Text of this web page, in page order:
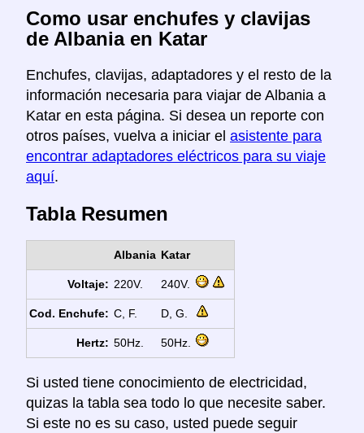
Como usar enchufes y clavijas
de Albania en Katar
Enchufes, clavijas, adaptadores y el resto de la
información necesaria para viajar de Albania a
Katar en esta página. Si desea un reporte con
otros países, vuelva a iniciar el asistente para
encontrar adaptadores eléctricos para su viaje
aquí.
Tabla Resumen
Albania Katar
Voltaje: 220V. 240V.
Cod. Enchufe: C, F. D, G.
Hertz: 50Hz. 50Hz.
Si usted tiene conocimiento de electricidad,
quizas la tabla sea todo lo que necesite saber.
Si este no es su caso, usted puede seguir